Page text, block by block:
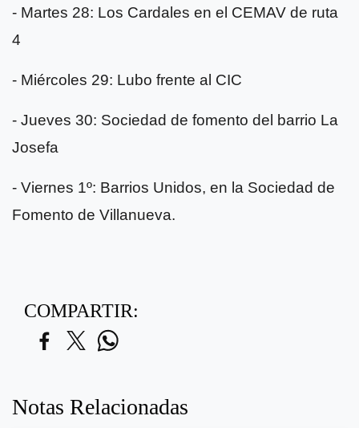
- Martes 28: Los Cardales en el CEMAV de ruta
4
- Miércoles 29: Lubo frente al CIC
- Jueves 30: Sociedad de fomento del barrio La
Josefa
- Viernes 1º: Barrios Unidos, en la Sociedad de
Fomento de Villanueva.
COMPARTIR:
Notas Relacionadas